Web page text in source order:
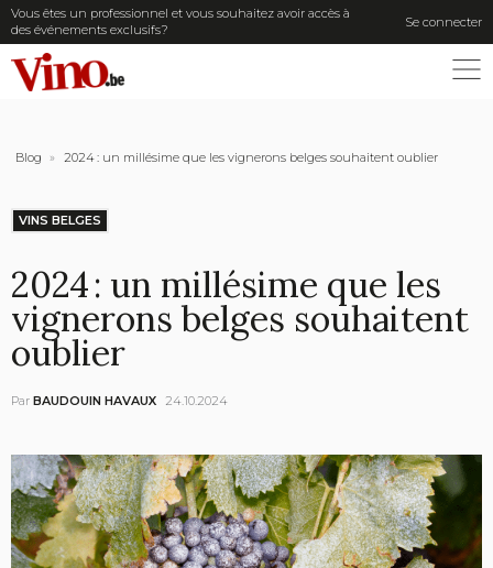
Vous êtes un professionnel et vous souhaitez avoir accès à
des événements exclusifs?
Se connecter
Blog » 2024 : un millésime que les vignerons belges souhaitent oublier
VINS BELGES
2024 : un millésime que les
vignerons belges souhaitent
oublier
Par BAUDOUIN HAVAUX 24.10.2024